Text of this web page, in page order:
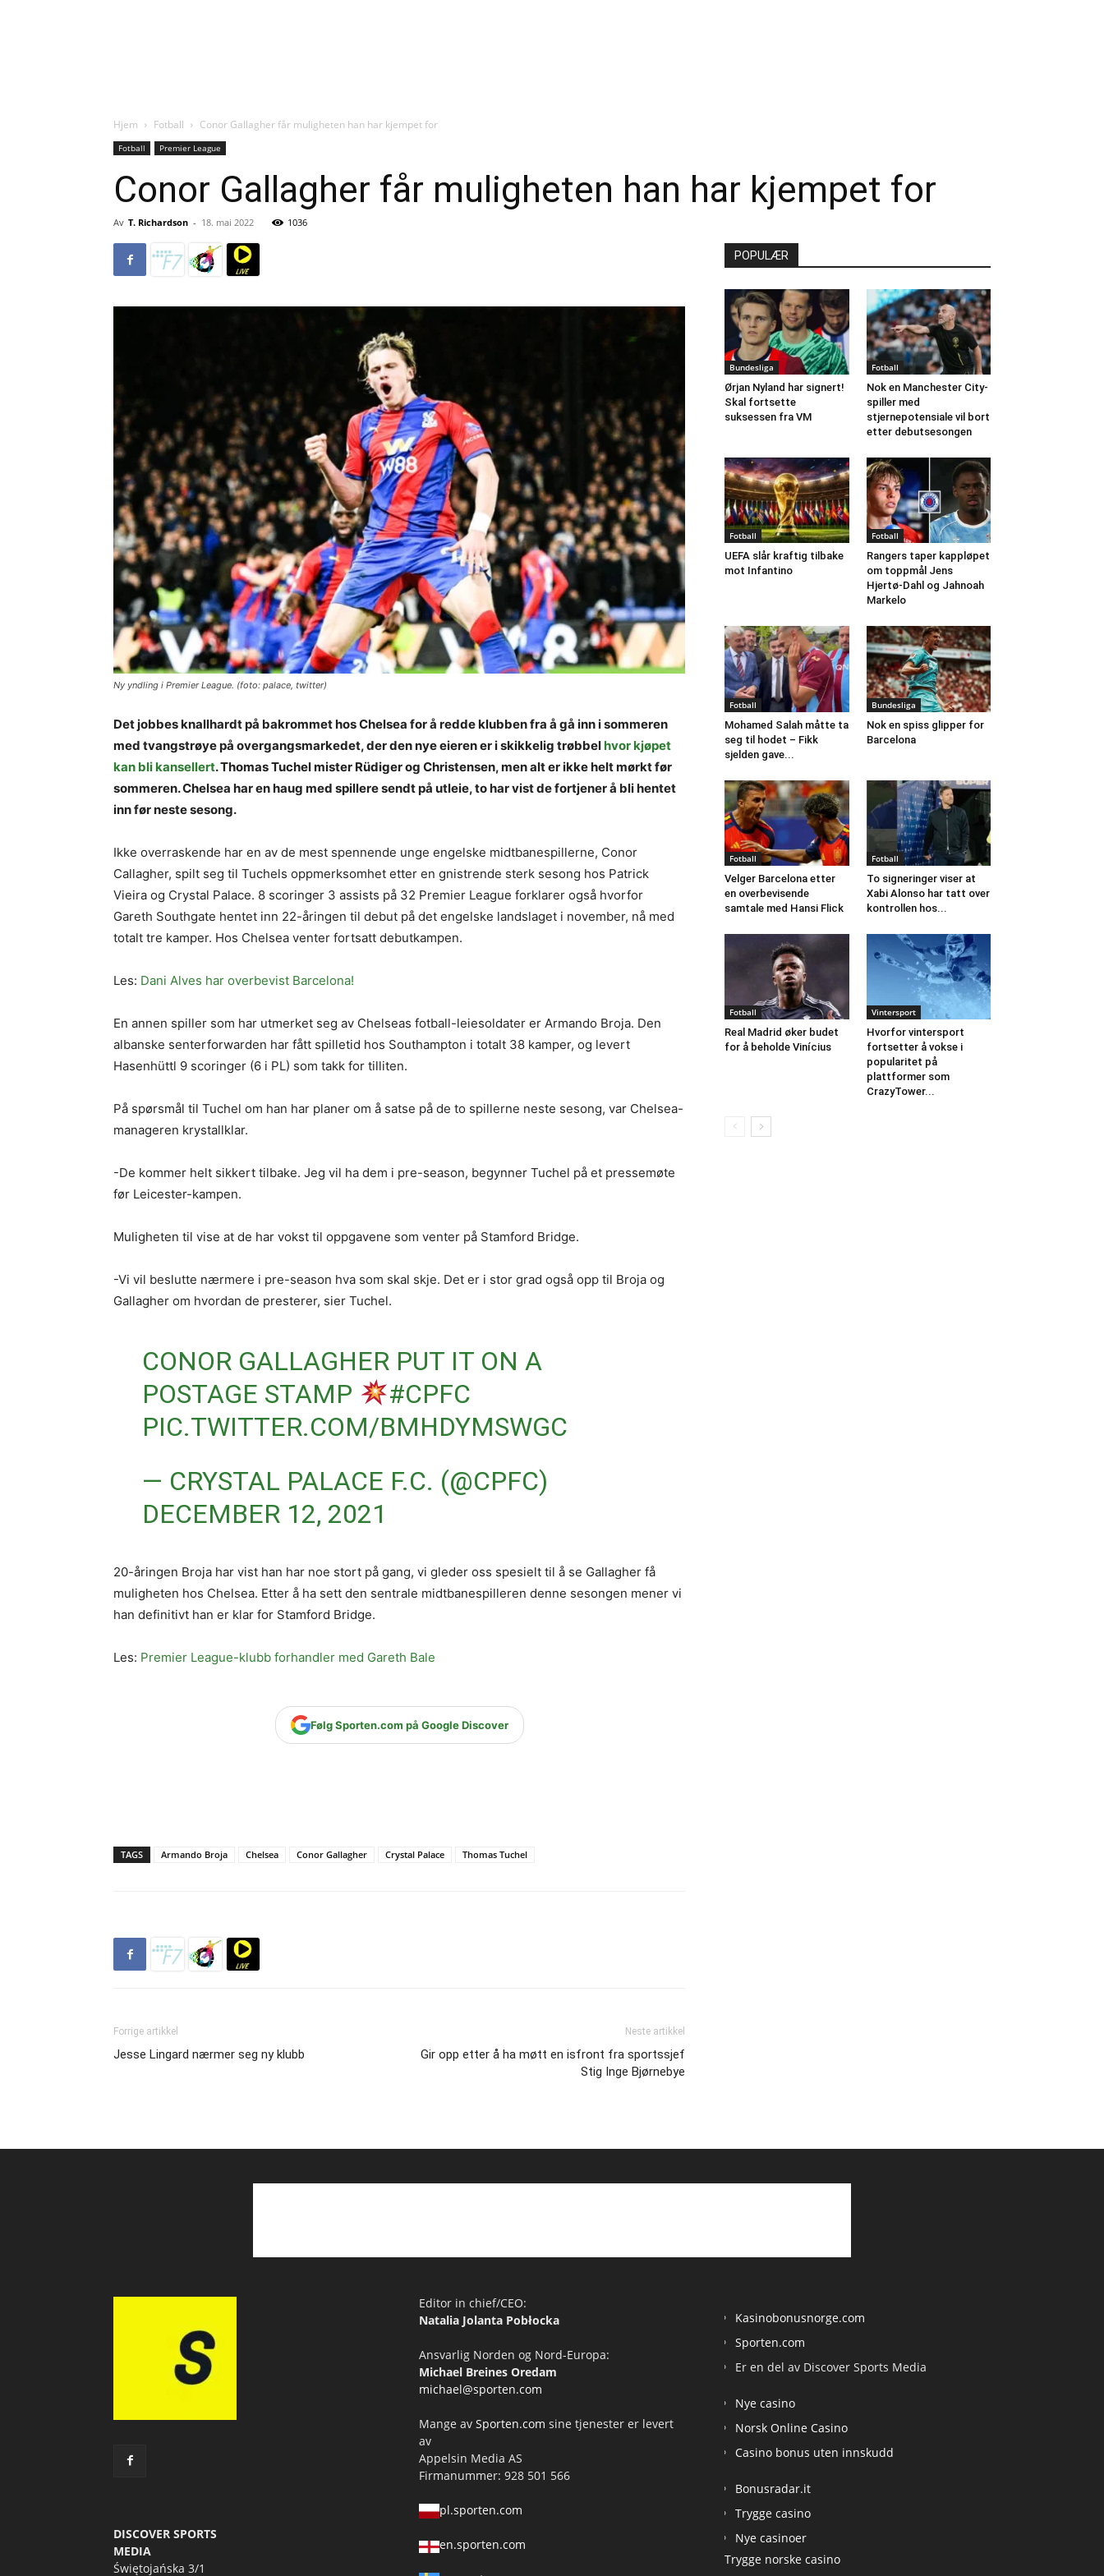
Hjem Fotball Conor Gallagher får muligheten han har kjempet for
Fotball Premier League
Conor Gallagher får muligheten han har kjempet for
Av T. Richardson - 18. mai 2022 1036
Ny yndling i Premier League. (foto: palace, twitter)
Det jobbes knallhardt på bakrommet hos Chelsea for å redde klubben fra å gå inn i sommeren
med tvangstrøye på overgangsmarkedet, der den nye eieren er i skikkelig trøbbel hvor kjøpet
kan bli kansellert. Thomas Tuchel mister Rüdiger og Christensen, men alt er ikke helt mørkt før
sommeren. Chelsea har en haug med spillere sendt på utleie, to har vist de fortjener å bli hentet
inn før neste sesong.
Ikke overraskende har en av de mest spennende unge engelske midtbanespillerne, Conor
Callagher, spilt seg til Tuchels oppmerksomhet etter en gnistrende sterk sesong hos Patrick
Vieira og Crystal Palace. 8 scoringer 3 assists på 32 Premier League forklarer også hvorfor
Gareth Southgate hentet inn 22-åringen til debut på det engelske landslaget i november, nå med
totalt tre kamper. Hos Chelsea venter fortsatt debutkampen.
Les: Dani Alves har overbevist Barcelona!
En annen spiller som har utmerket seg av Chelseas fotball-leiesoldater er Armando Broja. Den
albanske senterforwarden har fått spilletid hos Southampton i totalt 38 kamper, og levert
Hasenhüttl 9 scoringer (6 i PL) som takk for tilliten.
På spørsmål til Tuchel om han har planer om å satse på de to spillerne neste sesong, var Chelsea-
manageren krystallklar.
-De kommer helt sikkert tilbake. Jeg vil ha dem i pre-season, begynner Tuchel på et pressemøte
før Leicester-kampen.
Muligheten til vise at de har vokst til oppgavene som venter på Stamford Bridge.
-Vi vil beslutte nærmere i pre-season hva som skal skje. Det er i stor grad også opp til Broja og
Gallagher om hvordan de presterer, sier Tuchel.
CONOR GALLAGHER PUT IT ON A
POSTAGE STAMP
#CPFC
PIC.TWITTER.COM/BMHDYMSWGC
— CRYSTAL PALACE F.C. (@CPFC)
DECEMBER 12, 2021
20-åringen Broja har vist han har noe stort på gang, vi gleder oss spesielt til å se Gallagher få
muligheten hos Chelsea. Etter å ha sett den sentrale midtbanespilleren denne sesongen mener vi
han definitivt han er klar for Stamford Bridge.
Les: Premier League-klubb forhandler med Gareth Bale
Følg Sporten.com på Google Discover
TAGS Armando Broja Chelsea Conor Gallagher Crystal Palace Thomas Tuchel
Forrige artikkel
Jesse Lingard nærmer seg ny klubb
Neste artikkel
Gir opp etter å ha møtt en isfront fra sportssjef
Stig Inge Bjørnebye
POPULÆR
Bundesliga
Ørjan Nyland har signert!
Skal fortsette
suksessen fra VM
Fotball
Nok en Manchester City-
spiller med
stjernepotensiale vil bort
etter debutsesongen
Fotball
UEFA slår kraftig tilbake
mot Infantino
Fotball
Rangers taper kappløpet
om toppmål Jens
Hjertø-Dahl og Jahnoah
Markelo
Fotball
Mohamed Salah måtte ta
seg til hodet – Fikk
sjelden gave...
Bundesliga
Nok en spiss glipper for
Barcelona
Fotball
Velger Barcelona etter
en overbevisende
samtale med Hansi Flick
Fotball
To signeringer viser at
Xabi Alonso har tatt over
kontrollen hos...
Fotball
Real Madrid øker budet
for å beholde Vinícius
Vintersport
Hvorfor vintersport
fortsetter å vokse i
popularitet på
plattformer som
CrazyTower...
DISCOVER SPORTS
MEDIA
Świętojańska 3/1
Editor in chief/CEO:
Natalia Jolanta Pobłocka
Ansvarlig Norden og Nord-Europa:
Michael Breines Oredam
michael@sporten.com
Mange av Sporten.com sine tjenester er levert
av
Appelsin Media AS
Firmanummer: 928 501 566
pl.sporten.com
en.sporten.com
Kasinobonusnorge.com
Sporten.com
Er en del av Discover Sports Media
Nye casino
Norsk Online Casino
Casino bonus uten innskudd
Bonusradar.it
Trygge casino
Nye casinoer
Trygge norske casino